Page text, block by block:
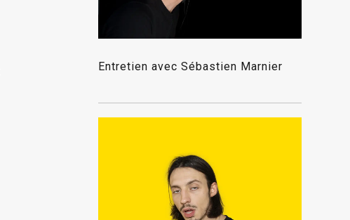
Entretien avec Sébastien Marnier